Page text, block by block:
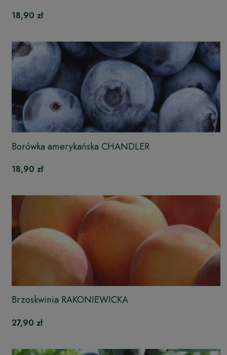
18,90 zł
Borówka amerykańska CHANDLER
18,90 zł
Brzoskwinia RAKONIEWICKA
27,90 zł